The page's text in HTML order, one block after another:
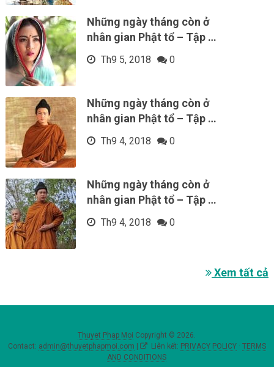
Những ngày tháng còn ở
nhân gian Phật tổ – Tập …
Th9 5, 2018 0
Những ngày tháng còn ở
nhân gian Phật tổ – Tập …
Th9 4, 2018 0
Những ngày tháng còn ở
nhân gian Phật tổ – Tập …
Th9 4, 2018 0
Xem tất cả
Thuyet Phap Moi Copyright © 2026.
Contact: admin@thuyetphapmoi.com | Liên kết: PRIVACY POLICY· TERMS
AND CONDITIONS